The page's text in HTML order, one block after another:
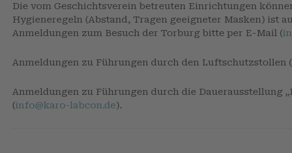
Die vom Geschichtsverein betreuten Einrichtungen
Hygieneregeln (Abstand, Tragen geeigneter Masken) ist
Anmeldungen zum Besuch der Torburg bitte per E-Mail (
Anmeldungen zu Führungen durch den Luftschutzstollen
Anmeldungen zu Führungen durch die Dauerausstellung
(info@karo-labcon.de).